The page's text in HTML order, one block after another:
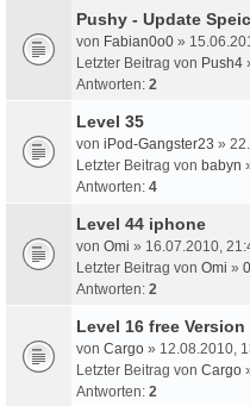
Pushy - Update
von Fabian0o0 »
Letzter Beitrag von Push4
Antworten: 2
Level 35
von iPod-Gangster23 »
Letzter Beitrag von babyn
Antworten: 4
Level 44 iphone
von Omi » 16.07.2010,
Letzter Beitrag von Omi »
Antworten: 2
Level 16 free
von Cargo » 12.08.2010,
Letzter Beitrag von Cargo
Antworten: 2